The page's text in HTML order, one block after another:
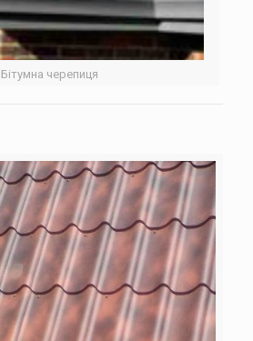
Бітумна черепиця